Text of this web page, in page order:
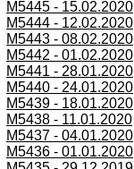
M5445 - 15.02.2020
M5444 - 12.02.2020
M5443 - 08.02.2020
M5442 - 01.02.2020
M5441 - 28.01.2020
M5440 - 24.01.2020
M5439 - 18.01.2020
M5438 - 11.01.2020
M5437 - 04.01.2020
M5436 - 01.01.2020